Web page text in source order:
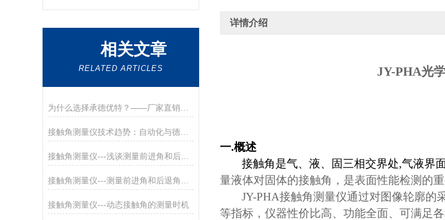
相关文章
RELATED ARTICLES
接触角测量仪技术趋势：自动化与德优特的创新实践
接触角测量仪---浅谈测量前进角和后退角的意义
接触角测量仪---动态接触角的测量时机
详情介绍
JY-PHA光
一.概述
接触角是气、液、固三相交界处,气液界
量液体对固体的接触角， 是表面性能检测的重
JY-PHA接触角测量仪通过对图像轮廓的
等指标 ，仪器性价比高、功能全面、可满足